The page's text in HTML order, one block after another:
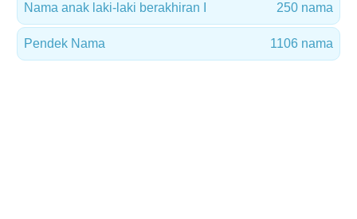
Nama anak laki-laki berakhiran I 250 nama
Pendek Nama 1106 nama